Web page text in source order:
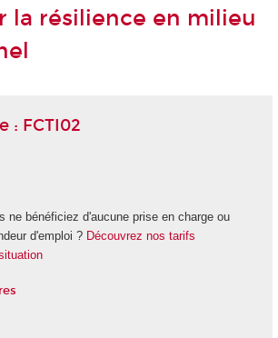
la résilience en milieu
: FCTI02
ne bénéficiez d'aucune prise en charge ou
d'emploi ? Découvrez nos tarifs